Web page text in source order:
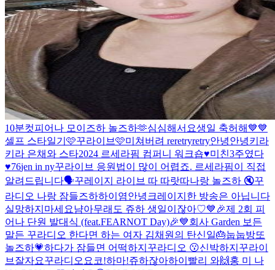
10분컷피어나 모이즈하 놀즈하🫶심심해서요생일 축허해💙💙
셀프 스타일기 🩷꾸라이브🩷미쳐버려 reretryretry안녕안녕키라
키라 은채와 스타2024 르세라핌 컴퍼니 워크숍♥︎미친3주였다
♥︎76jen in ny꾸라이브 응원법이 많이 어렵죠. 르세라핌이 직접
알려드립니다🗣꾸레이지 라이브 따 따랏따나랑 놀즈하 🔇꾸
라디오 나랑 잠들즈하하이염안녕 크레이지한 방송은 아닙니다
실망하지마세요냠아무래도 쥬하 생일이잖아♡💙🎉제 2회 피
어나 단원 발대식 (feat.FEARNOT Day)🎉💙회사 Garden 보든
말든 꾸라디오 한다면 하는 여자 김채원의 탄신일🎂눕눕방또
놀즈하💗하다가 잠들면 어떡하지 꾸라디오 😗신박하지 꾸라이
브 잘자요꾸라디오 요코!하마!쥬하잖아하이 빨리 와🙌 홍 미 나